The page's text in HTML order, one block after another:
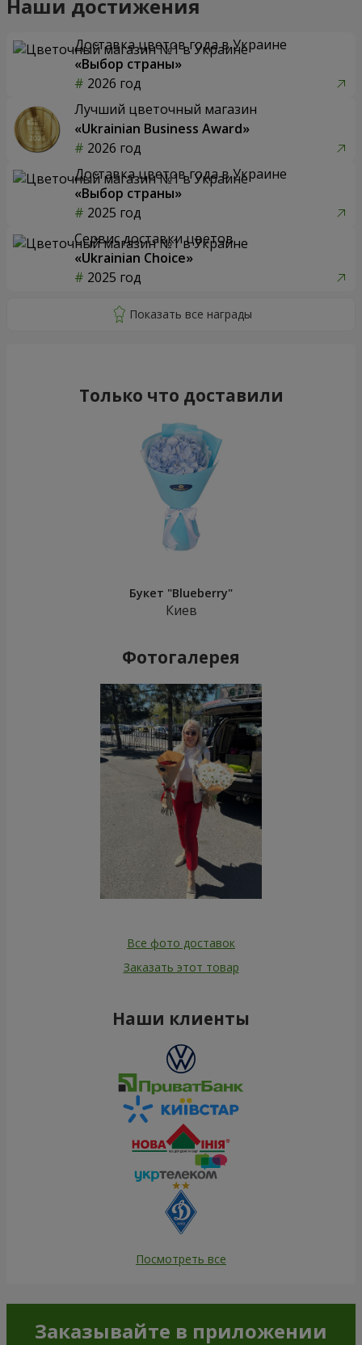
Наши достижения
Доставка цветов года в Украине
«Выбор страны»
2026 год
Лучший цветочный магазин
«Ukrainian Business Award»
2026 год
Доставка цветов года в Украине
«Выбор страны»
2025 год
Сервис доставки цветов
«Ukrainian Choice»
2025 год
Только что доставили
Букет "Blueberry"
Киев
Фотогалерея
Все фото доставок
Заказать этот товар
Наши клиенты
Посмотреть все
Заказывайте в приложении